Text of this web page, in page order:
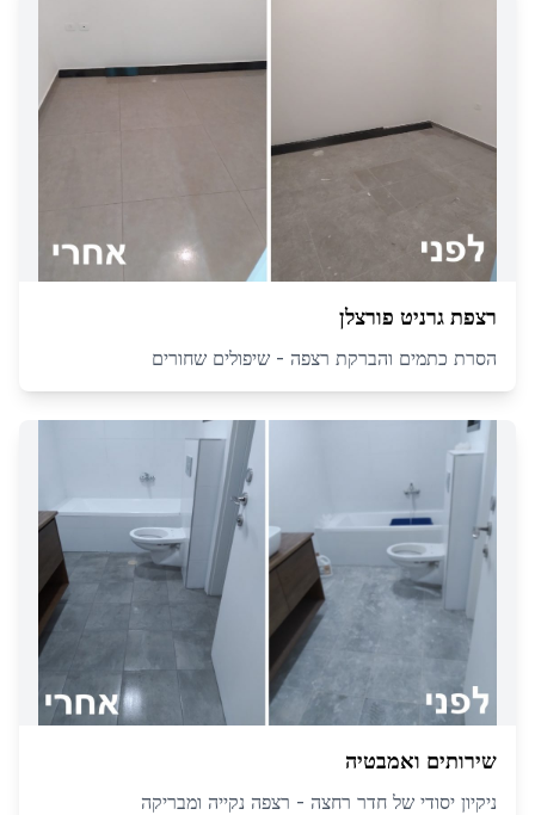
רצפת גרניט פורצלן
הסרת כתמים והברקת רצפה - שיפולים שחורים
שירותים ואמבטיה
ניקיון יסודי של חדר רחצה - רצפה נקייה ומבריקה